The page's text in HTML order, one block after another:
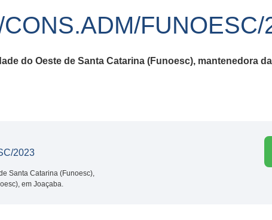
FUNOESC/
do Oeste de Santa Catarina (Funoesc), mantenedora
2023
Santa Catarina (Funoesc),
em Joaçaba.